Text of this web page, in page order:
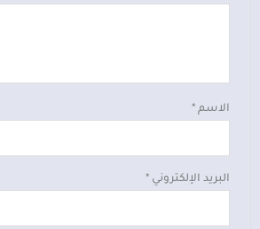
الاسم*
البريد الإلكتروني *